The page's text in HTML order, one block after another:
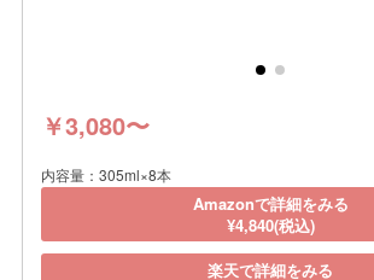
￥3,080〜
内容量：305ml×8本
Amazonで詳細をみる
¥4,840(税込)
楽天で詳細をみる